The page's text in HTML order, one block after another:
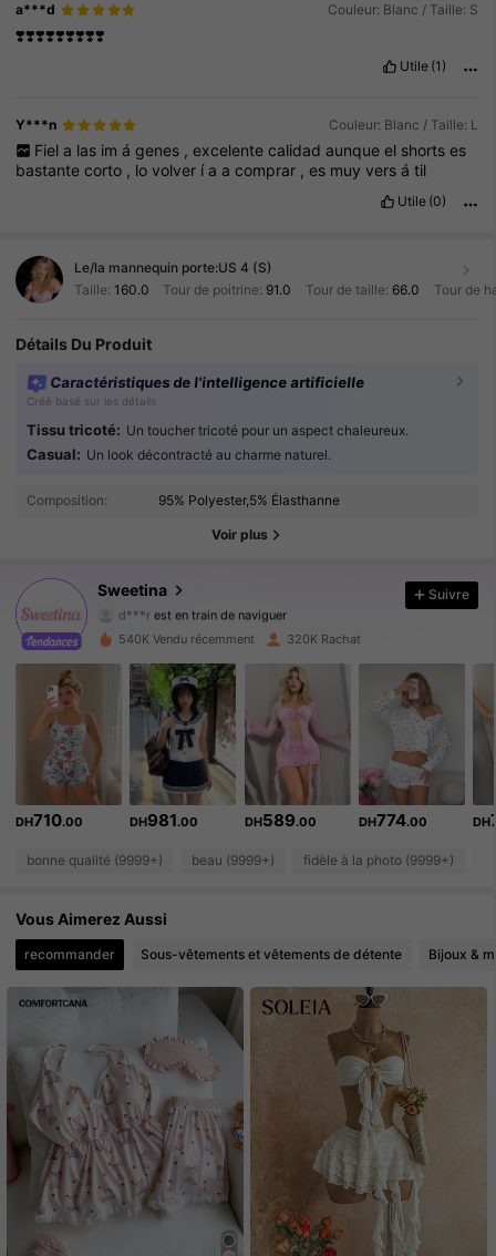
a***d Couleur: Blanc / Taille: S
❣️❣️❣️❣️❣️❣️❣️❣️❣️
Utile (1)
Y***n Couleur: Blanc / Taille: L
Fiel a las im á genes , excelente calidad aunque el shorts es
bastantecorto , lovolver í a acomprar ,es muyvers átil
Utile (0)
Le/la mannequin porte:US 4 (S)
Taille: 160.0 Tour de poitrine: 91.0 Tour de taille: 66.0 Tour de
Détails Du Produit
Caractéristiques de l'intelligence artificielle
Créé basé sur les détails
Tissu tricoté: Un toucher tricoté pour un aspect chaleureux.
Casual: Un look décontracté au charme naturel.
Composition: 95% Polyester,5% Élasthanne
Voir plus
Sweetina
4.91 489K Suiveurs
489K Suiveurs
4.91 489K Suiveurs
4.91 489K Suiveurs
489K Suiveurs
489K Suiveurs
4.91 489K Suiveurs
489K Suiveurs
4.91 489K Suiveurs
4.91
Suivre
540K Vendu récemment 320K Rachat
DH710.00 DH981.00 DH589.00 DH774.00 DH
bonne qualité (9999+) beau (9999+) fidèle à la photo (9999+)
Vous Aimerez Aussi
recommander Sous-vêtements et vêtements de détente Bijoux &